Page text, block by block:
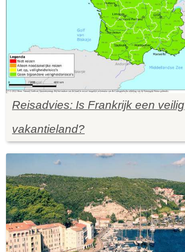
Reisadvies: Is Frankrijk een veilig
vakantieland?